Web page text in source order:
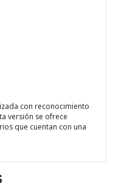
con reconocimiento
versión se ofrece
que cuentan con una